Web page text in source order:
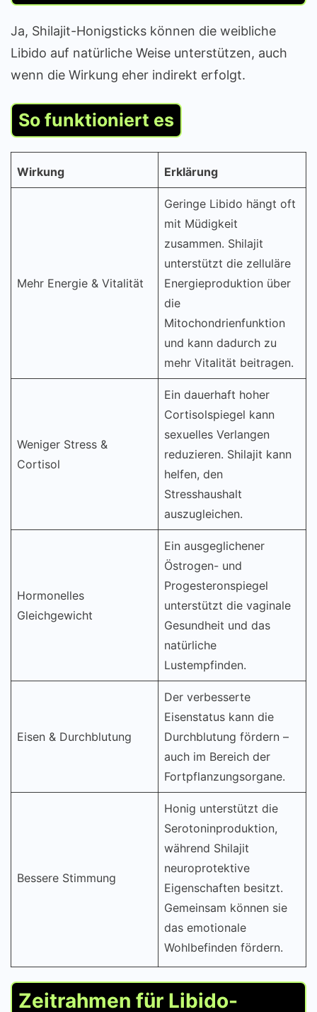
Ja, Shilajit-Honigsticks können die weibliche
Libido auf natürliche Weise unterstützen, auch
wenn die Wirkung eher indirekt erfolgt.
So funktioniert es
Wirkung Erklärung
Mehr Energie & Vitalität
Geringe Libido hängt oft
mit Müdigkeit
zusammen. Shilajit
unterstützt die zelluläre
Energieproduktion über
die
Mitochondrienfunktion
und kann dadurch zu
mehr Vitalität beitragen.
Weniger Stress &
Cortisol
Ein dauerhaft hoher
Cortisolspiegel kann
sexuelles Verlangen
reduzieren. Shilajit kann
helfen, den
Stresshaushalt
auszugleichen.
Hormonelles
Gleichgewicht
Ein ausgeglichener
Östrogen- und
Progesteronspiegel
unterstützt die vaginale
Gesundheit und das
natürliche
Lustempfinden.
Eisen & Durchblutung
Der verbesserte
Eisenstatus kann die
Durchblutung fördern –
auch im Bereich der
Fortpflanzungsorgane.
Bessere Stimmung
Honig unterstützt die
Serotoninproduktion,
während Shilajit
neuroprotektive
Eigenschaften besitzt.
Gemeinsam können sie
das emotionale
Wohlbefinden fördern.
Zeitrahmen für Libido-